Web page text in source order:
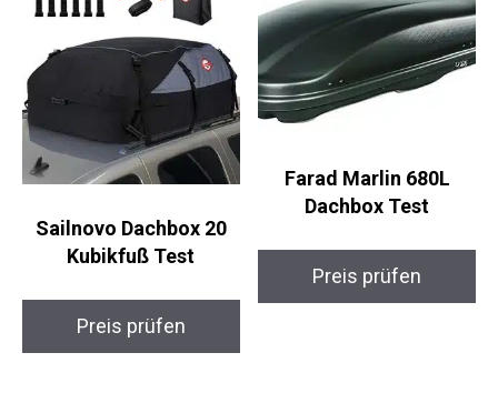
Sailnovo Dachbox 20
Kubikfuß Test
Preis prüfen
Farad Marlin 680L
Dachbox Test
Preis prüfen